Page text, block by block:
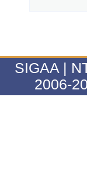
SIGAA |
2006-